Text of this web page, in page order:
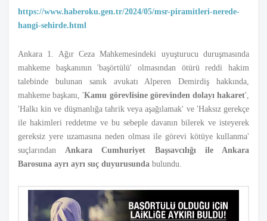
https://www.haberoku.gen.tr/2024/05/msr-piramitleri-nerede-
hangi-sehirde.html
Ankara 1. Ağır Ceza Mahkemesindeki uyuşturucu duruşmasında
mahkeme başkanının 'başörtülü' olmasından ötürü reddi hakim
talebinde bulunan sanık avukatı Alperen Demirdiş hakkında,
mahkeme başkanı, 'Kamu görevlisine görevinden dolayı hakaret',
'Halkı kin ve düşmanlığa tahrik veya aşağılamak' ve 'Haksız gerekçe
ile hakimleri reddetme ve bu sebeple davanın bilerek ve isteyerek
gereksiz yere uzamasına neden olması ile görevi kötüye kullanma'
suçlarından Ankara Cumhuriyet Başsavcılığı ile Ankara
Barosuna ayrı ayrı suç duyurusunda bulundu.